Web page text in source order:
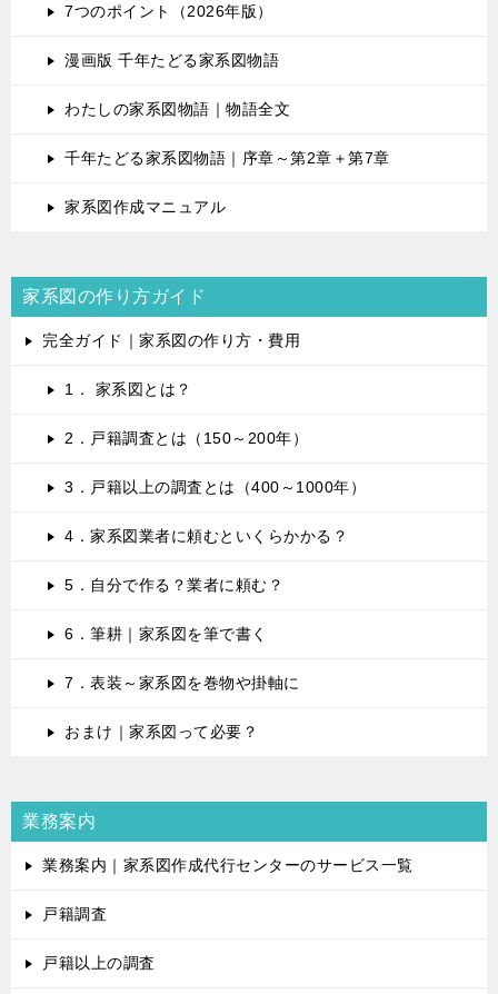
7つのポイント（2026年版）
漫画版 千年たどる家系図物語
わたしの家系図物語｜物語全文
千年たどる家系図物語｜序章～第2章＋第7章
家系図作成マニュアル
家系図の作り方ガイド
完全ガイド｜家系図の作り方・費用
1． 家系図とは？
2．戸籍調査とは（150～200年）
3．戸籍以上の調査とは（400～1000年）
4．家系図業者に頼むといくらかかる？
5．自分で作る？業者に頼む？
6．筆耕｜家系図を筆で書く
7．表装～家系図を巻物や掛軸に
おまけ｜家系図って必要？
業務案内
業務案内｜家系図作成代行センターのサービス一覧
戸籍調査
戸籍以上の調査